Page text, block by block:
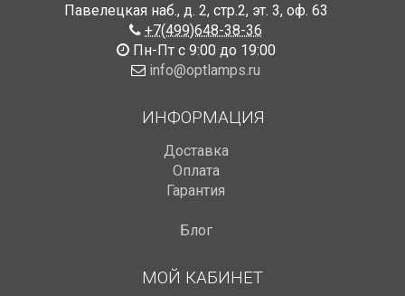
Павелецкая наб., д. 2, стр.2, эт. 3, оф. 63
+7(499)648-38-36
Пн-Пт с 9:00 до 19:00
info@optlamps.ru
ИНФОРМАЦИЯ
Доставка
Оплата
Гарантия
Блог
МОЙ КАБИНЕТ